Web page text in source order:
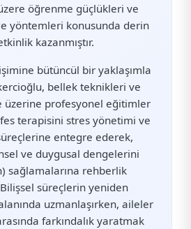
öğrenme güçlükleri ve
yöntemleri konusunda derin
kazanmıştır.
bütüncül bir yaklaşımla
bellek teknikleri ve
üzerine profesyonel eğitimler
terapisini stres yönetimi ve
entegre ederek,
ve duygusal dengelerini
sağlamalarına rehberlik
süreçlerin yeniden
uzmanlaşırken, aileler
farkındalık yaratmak